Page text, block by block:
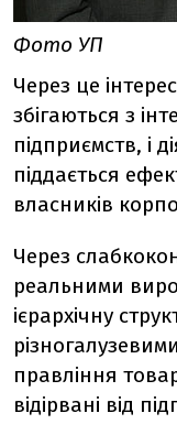
Фото УП
Через це
збігаються з
підприємств, і
піддається
власників
Через
реальними
ієрархічну
правління
відірвані від